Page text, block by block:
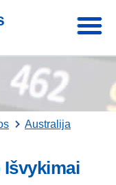
Australija